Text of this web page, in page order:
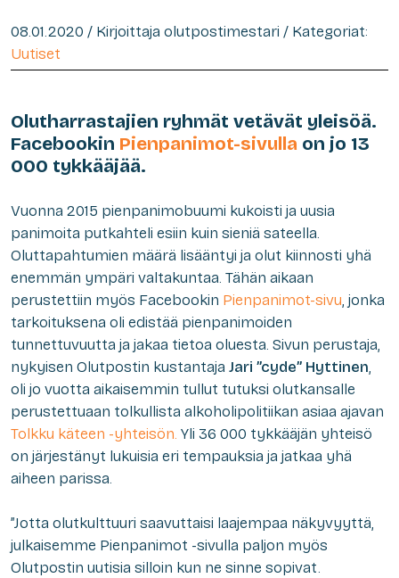
08.01.2020 / Kirjoittaja olutpostimestari / Kategoriat:
Uutiset
Olutharrastajien ryhmät vetävät yleisöä.
Facebookin Pienpanimot-sivulla on jo 13
000 tykkääjää.
Vuonna 2015 pienpanimobuumi kukoisti ja uusia
panimoita putkahteli esiin kuin sieniä sateella.
Oluttapahtumien määrä lisääntyi ja olut kiinnosti yhä
enemmän ympäri valtakuntaa. Tähän aikaan
perustettiin myös Facebookin Pienpanimot-sivu, jonka
tarkoituksena oli edistää pienpanimoiden
tunnettuvuutta ja jakaa tietoa oluesta. Sivun perustaja,
nykyisen Olutpostin kustantaja Jari ”cyde” Hyttinen,
oli jo vuotta aikaisemmin tullut tutuksi olutkansalle
perustettuaan tolkullista alkoholipolitiikan asiaa ajavan
Tolkku käteen -yhteisön. Yli 36 000 tykkääjän yhteisö
on järjestänyt lukuisia eri tempauksia ja jatkaa yhä
aiheen parissa.
”Jotta olutkulttuuri saavuttaisi laajempaa näkyvyyttä,
julkaisemme Pienpanimot -sivulla paljon myös
Olutpostin uutisia silloin kun ne sinne sopivat.